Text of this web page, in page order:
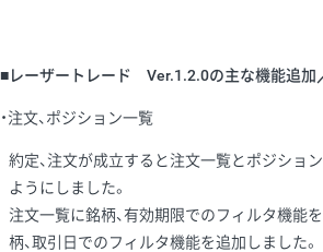
■レーザートレード Ver.1.2.0の主な機能追加
・注文、ポジション一覧
約定、注文が成立すると注文一覧とポジショ
ようにしました。
注文一覧に銘柄、有効期限でのフィルタ機能
柄、取引日でのフィルタ機能を追加しました。